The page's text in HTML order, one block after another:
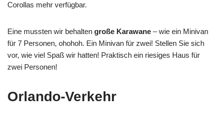
Corollas mehr verfügbar.
Eine mussten wir behalten große Karawane – wie ein Minivan
für 7 Personen, ohohoh. Ein Minivan für zwei! Stellen Sie sich
vor, wie viel Spaß wir hatten! Praktisch ein riesiges Haus für
zwei Personen!
Orlando-Verkehr